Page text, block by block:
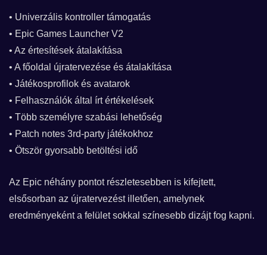
• Univerzális kontroller támogatás
• Epic Games Launcher V2
• Az értesítések átalakítása
• A főoldal újratervezése és átalakítása
• Játékosprofilok és avatarok
• Felhasználók által írt értékelések
• Több személyre szabási lehetőség
• Patch notes 3rd-party játékokhoz
• Ötször gyorsabb betöltési idő
Az Epic néhány pontot részletesebben is kifejtett,
elsősorban az újratervezést illetően, amelynek
eredményeként a felület sokkal színesebb dizájt fog kapni.